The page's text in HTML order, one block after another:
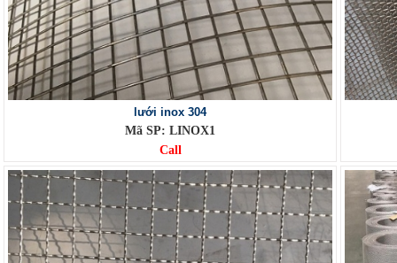
lưới inox 304
Mã SP: LINOX1
Call